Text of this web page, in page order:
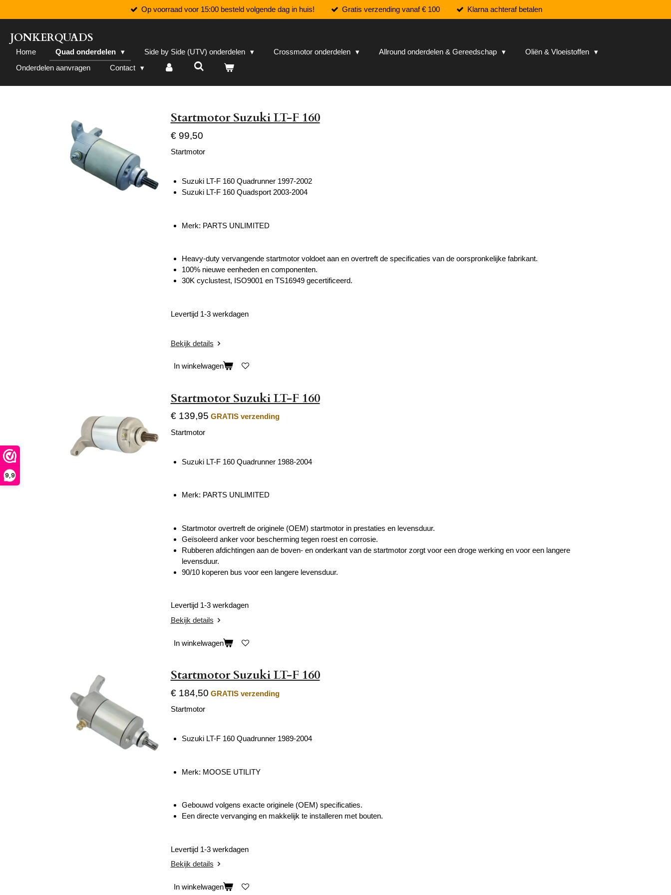
9,9
direct
naar
de
hoofdinhoud
Op voorraad voor 15:00 besteld volgende dag in huis! Gratis verzending vanaf € 100 Klarna achteraf betalen
JONKERQUADS
Home Quad onderdelen Side by Side (UTV) onderdelen Crossmotor onderdelen Allround onderdelen & Gereedschap
Oliën & Vloeistoffen
Onderdelen aanvragen
Contact
Startmotor Suzuki LT-F 160
€ 99,50
Startmotor
Suzuki LT-F 160 Quadrunner 1997-2002
Suzuki LT-F 160 Quadsport 2003-2004
Merk: PARTS UNLIMITED
Heavy-duty vervangende startmotor voldoet aan en overtreft de specificaties van de oorspronkelijke fabrikant.
100% nieuwe eenheden en componenten.
30K cyclustest, ISO9001 en TS16949 gecertificeerd.
Levertijd 1-3 werkdagen
Bekijk details
In winkelwagen
Startmotor Suzuki LT-F 160
€ 139,95 GRATIS verzending
Startmotor
Suzuki LT-F 160 Quadrunner 1988-2004
Merk: PARTS UNLIMITED
Startmotor overtreft de originele (OEM) startmotor in prestaties en levensduur.
Geïsoleerd anker voor bescherming tegen roest en corrosie.
Rubberen afdichtingen aan de boven- en onderkant van de startmotor zorgt voor een droge werking en voor een langere
levensduur.
90/10 koperen bus voor een langere levensduur.
Levertijd 1-3 werkdagen
Bekijk details
In winkelwagen
Startmotor Suzuki LT-F 160
€ 184,50 GRATIS verzending
Startmotor
Suzuki LT-F 160 Quadrunner 1989-2004
Merk: MOOSE UTILITY
Gebouwd volgens exacte originele (OEM) specificaties.
Een directe vervanging en makkelijk te installeren met bouten.
Levertijd 1-3 werkdagen
Bekijk details
In winkelwagen